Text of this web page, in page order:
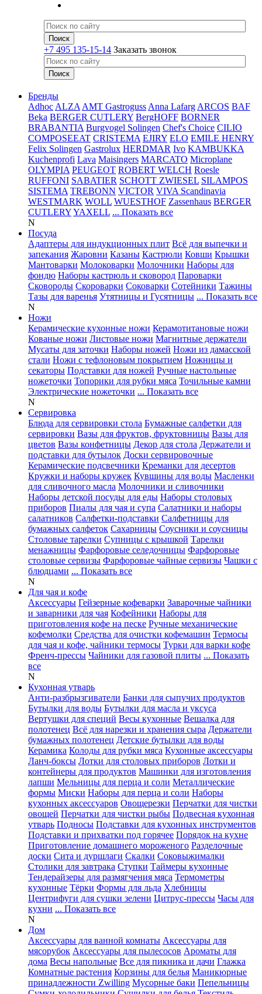
+7 495 135-15-14 Заказать звонок
Бренды
Adhoc ALZA AMT Gastroguss Anna Lafarg ARCOS BAF
Beka BERGER CUTLERY BergHOFF BORNER
BRABANTIA Burgvogel Solingen Chef's Choice CILIO
COMPOSEEAT CRISTEMA EJIRY ELO EMILE HENRY
Felix Solingen Gastrolux HERDMAR Ivo KAMBUKKA
Kuchenprofi Lava Maisingers MARCATO Microplane
OLYMPIA PEUGEOT ROBERT WELCH Roesle
RUFFONI SABATIER SCHOTT ZWIESEL SILAMPOS
SISTEMA TREBONN VICTOR VIVA Scandinavia
WESTMARK WOLL WUESTHOF Zassenhaus BERGER
CUTLERYYAXELL ... Показать все
N
Посуда
Адаптеры для индукционных плит Всё для выпечки и
запекания Жаровни Казаны Кастрюли Ковши Крышки
Мантоварки Молоковарки Молочники Наборы для
фондю Наборы кастрюль и сковород Пароварки
Сковороды Скороварки Соковарки Сотейники Тажины
Тазы для варенья Утятницы и Гусятницы ... Показать все
N
Ножи
Керамические кухонные ножи Керамотитановые ножи
Кованые ножи Листовые ножи Магнитные держатели
Мусаты для заточки Наборы ножей Ножи из дамасской
стали Ножи с тефлоновым покрытием Ножницы и
секаторы Подставки для ножей Ручные настольные
ножеточки Топорики для рубки мяса Точильные камни
Электрические ножеточки ... Показать все
N
Сервировка
Блюда для сервировки стола Бумажные салфетки для
сервировки Вазы для фруктов, фруктовницы Вазы для
цветов Вазы конфетницы Декор для стола Держатели и
подставки для бутылок Доски сервировочные
Керамические подсвечники Креманки для десертов
Кружки и наборы кружек Кувшины для воды Масленки
для сливочного масла Молочники и сливочники
Наборы детской посуды для еды Наборы столовых
приборов Пиалы для чая и супа Салатники и наборы
салатников Салфетки-подставки Салфетницы для
бумажных салфеток Сахарницы Соусники и соусницы
Столовые тарелки Супницы с крышкой Тарелки
менажницы Фарфоровые селедочницы Фарфоровые
столовые сервизы Фарфоровые чайные сервизы Чашки с
блюдцами ... Показать все
N
Для чая и кофе
Аксессуары Гейзерные кофеварки Заварочные чайники
и заварники для чая Кофейники Наборы для
приготовления кофе на песке Ручные механические
кофемолки Средства для очистки кофемашин Термосы
для чая и кофе, чайники термосы Турки для варки кофе
Френч-прессы Чайники для газовой плиты ... Показать
все
N
Кухонная утварь
Анти-разбрызгиватели Банки для сыпучих продуктов
Бутылки для воды Бутылки для масла и уксуса
Вертушки для специй Весы кухонные Вешалка для
полотенец Всё для нарезки и хранения сыра Держатели
бумажных полотенец Детские бутылки для воды
Керамика Колоды для рубки мяса Кухонные аксессуары
Ланч-боксы Лотки для столовых приборов Лотки и
контейнеры для продуктов Машинки для изготовления
лапши Мельницы для перца и соли Металлические
формы Миски Наборы для перца и соли Наборы
кухонных аксессуаров Овощерезки Перчатки для чистки
овощей Перчатки для чистки рыбы Подвесная кухонная
утварь Подносы Подставки для кухонных инструментов
Подставки и прихватки под горячее Порядок на кухне
Приготовление домашнего мороженого Разделочные
доски Сита и дуршлаги Скалки Соковыжималки
Столики для завтрака Ступки Таймеры кухонные
Тендерайзеры для размягчения мяса Термометры
кухонные Тёрки Формы для льда Хлебницы
Центрифуги для сушки зелени Цитрус-прессы Часы для
кухни ... Показать все
N
Дом
Аксессуары для ванной комнаты Аксессуары для
мясорубок Аксессуары для пылесосов Ароматы для
дома Весы напольные Все для пикника и дачи Глажка
Комнатные растения Корзины для белья Маникюрные
принадлежности Zwilling Мусорные баки Пепельницы